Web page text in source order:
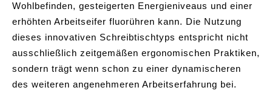
Wohlbefinden, gesteigerten Energieniveaus und einer
erhöhten Arbeitseifer fluorühren kann. Die Nutzung
dieses innovativen Schreibtischtyps entspricht nicht
ausschließlich zeitgemäßen ergonomischen Praktiken,
sondern trägt wenn schon zu einer dynamischeren
des weiteren angenehmeren Arbeitserfahrung bei.